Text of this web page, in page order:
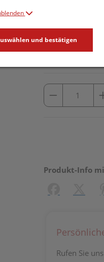
lieferbar
Produkt-Info
Rufen Sie
und bestätigen